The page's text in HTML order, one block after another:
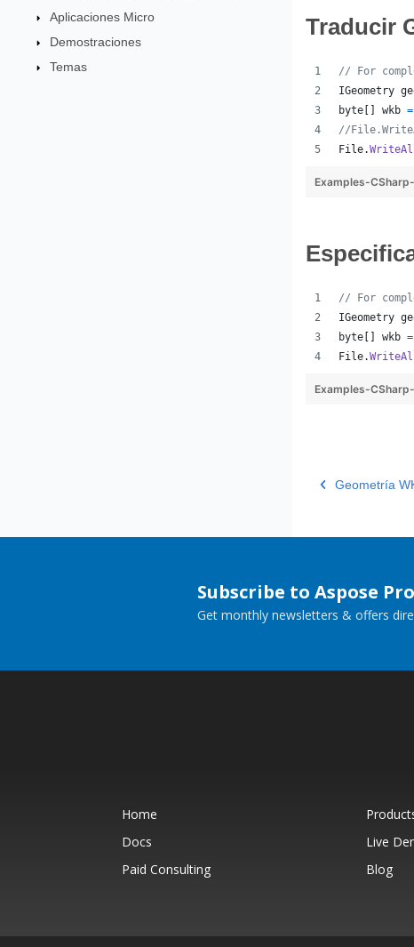
Aplicaciones Micro
Demostraciones
Temas
Traducir
// For
IGeometry
byte[ wkb =
//
File.
Examples-
// For
IGeometry
byte[ wkb =
File.
Examples-
Geometría
Subscribe to Aspose
Get monthly newsletters & offers
Home
Docs
Live
Paid Consulting
Blog